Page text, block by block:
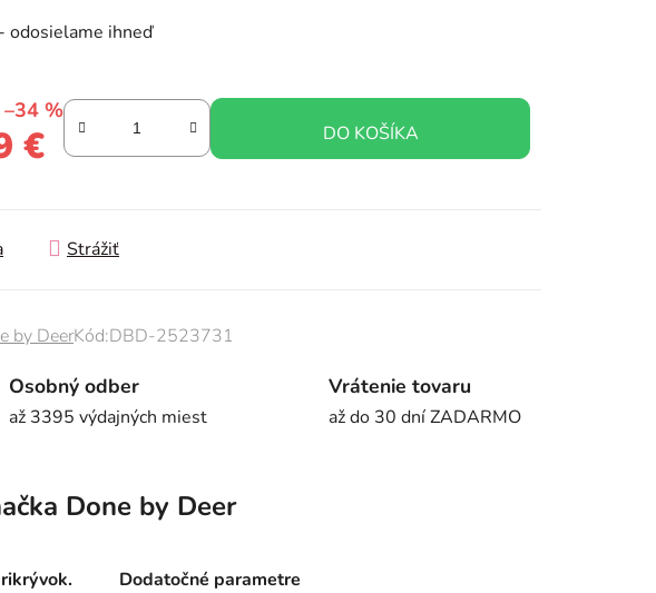
- odosielame ihneď
–34 %
€ DO KOŠÍKA
Strážiť
by DeerKód:DBD-2523731
Osobný odber
až 3395 výdajných miest
Vrátenie tovaru
až do 30 dní ZADARMO
Done by Deer
Dodatočné parametre